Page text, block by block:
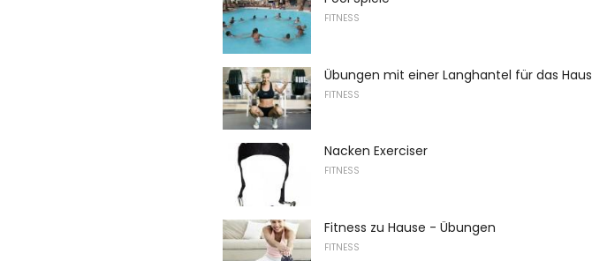
FITNESS
Übungen mit einer Langhantel für das Haus
FITNESS
Nacken Exerciser
FITNESS
Fitness zu Hause - Übungen
FITNESS